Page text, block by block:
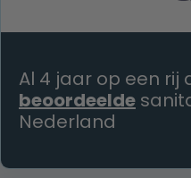
Al 4 jaar op een rij
beoordeelde
Nederland